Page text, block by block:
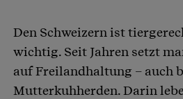
Den Schweizern ist
wichtig. Seit Jahren setzt
auf Freilandhaltung – auch
Mutterkuhherden. Darin